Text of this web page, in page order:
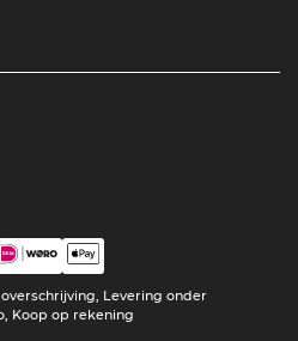
Levering onder
Koop op rekening